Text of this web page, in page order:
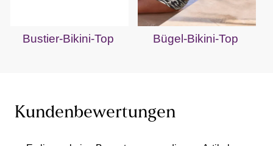
Bustier-Bikini-Top Bügel-Bikini-Top
Kundenbewertungen